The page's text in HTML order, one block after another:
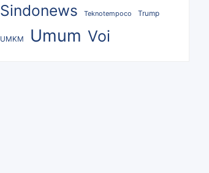
Sindonews Teknotempoco Trump
UMKM Umum Voi